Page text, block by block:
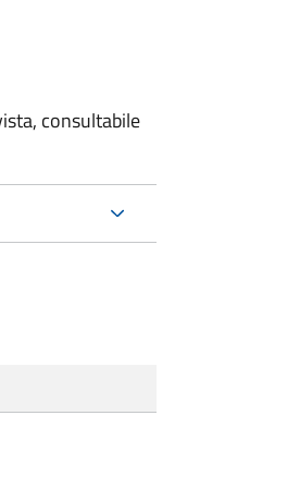
consultabile